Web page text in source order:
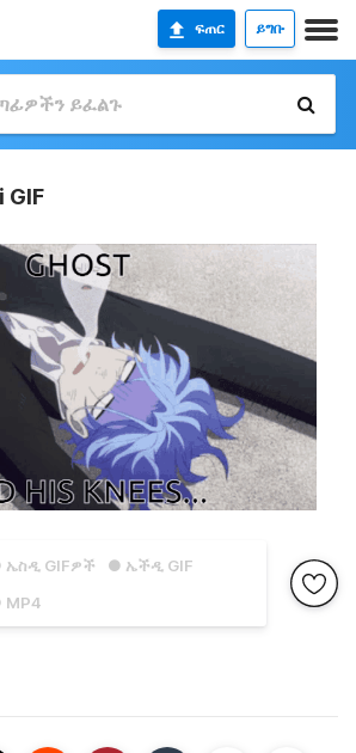
ፍጠር ይግቡ
GIF
ኤስዲ GIFዎች
● ኤችዲ GIF
MP4